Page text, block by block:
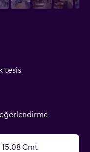
tesis
15.08 Cmt